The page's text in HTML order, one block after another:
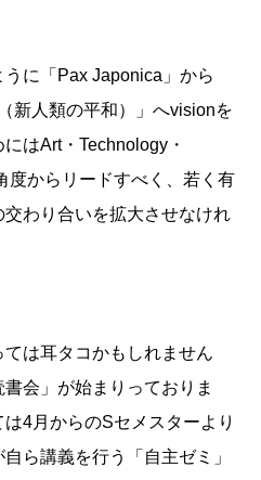
に「Pax Japonica」から
新人類の平和）」へvisionを
はArt・Technology・
度からリードすべく、若く有
わり合いを拡大させなけれ
は耳タコかもしれません
会」が始まりっておりま
4月からのSセメスターより
ら講義を行う「自主ゼミ」